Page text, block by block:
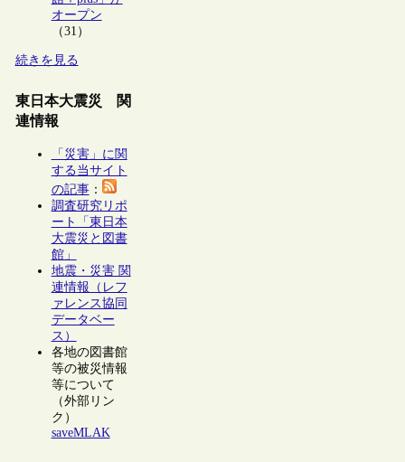
オープン
（31）
続きを見る
東日本大震災 関
連情報
「災害」に関
する当サイト
の記事：
調査研究リポ
ート「東日本
大震災と図書
館」
地震・災害 関
連情報（レフ
ァレンス協同
データベー
ス）
各地の図書館
等の被災情報
等について
（外部リン
ク）
saveMLAK